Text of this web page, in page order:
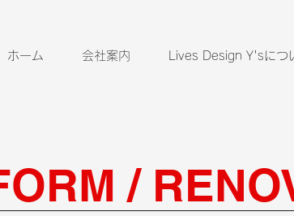
ホーム 会社案内 Lives Design Y'sにつ
/